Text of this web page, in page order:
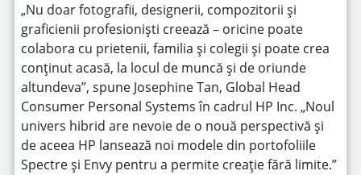
„Nu doar fotografii, designerii, compozitorii și
graficienii profesioniști creează – oricine poate
colabora cu prietenii, familia și colegii și poate crea
conținut acasă, la locul de muncă și de oriunde
altundeva”, spune Josephine Tan, Global Head
Consumer Personal Systems în cadrul HP Inc. „Noul
univers hibrid are nevoie de o nouă perspectivă și
de aceea HP lansează noi modele din portofoliile
Spectre și Envy pentru a permite creație fără limite.”